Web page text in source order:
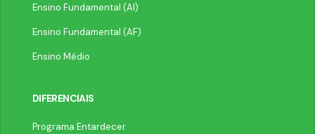
Ensino Fundamental (AI)
Ensino Fundamental (AF)
Ensino Médio
DIFERENCIAIS
Programa Entardecer